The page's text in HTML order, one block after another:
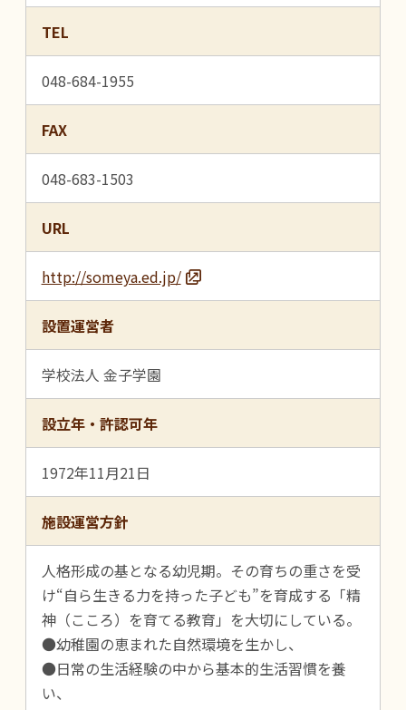
TEL
048-684-1955
FAX
048-683-1503
URL
http://someya.ed.jp/
設置運営者
学校法人 金子学園
設立年・許認可年
1972年11月21日
施設運営方針
人格形成の基となる幼児期。その育ちの重さを受
け“自ら生きる力を持った子ども”を育成する「精
神（こころ）を育てる教育」を大切にしている。
●幼稚園の恵まれた自然環境を生かし、
●日常の生活経験の中から基本的生活習慣を養
い、